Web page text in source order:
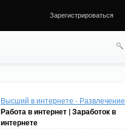
Зарегистрироваться
Высший в интернете - Развлечение
Работа в интернет | Заработок в
интернете